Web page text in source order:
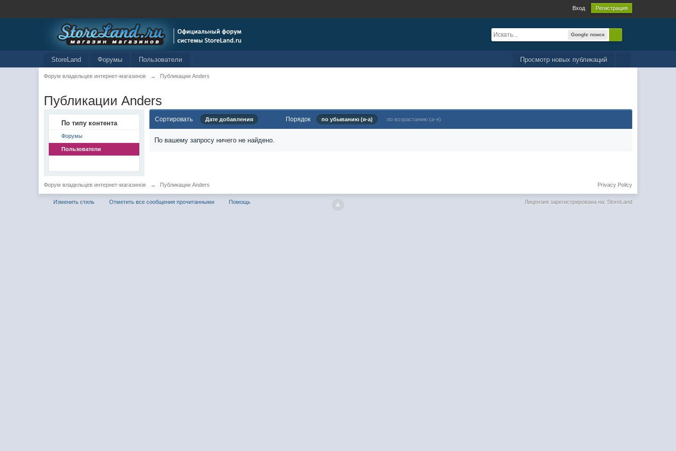
Вход Регистрация
Google поиск
Просмотр новых публикаций
StoreLand Форумы Пользователи
Форум владельцев интернет-магазинов → Публикации Anders
Публикации Anders
По типу контента
Форумы
Пользователи
Сортировать Дате добавления Порядок по убыванию (я-а) по возрастанию (а-я)
По вашему запросу ничего не найдено.
Форум владельцев интернет-магазинов → Публикации Anders Privacy Policy
Изменить стиль Отметить все сообщения прочитанными Помощь Лицензия зарегистрирована на: StoreLand